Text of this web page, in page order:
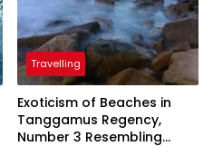
Travelling
Exoticism of Beaches in
Tanggamus Regency,
Number 3 Resembling